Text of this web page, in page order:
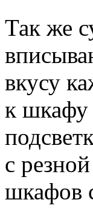
Так же
вкусу
к шкафу
с
шкафов